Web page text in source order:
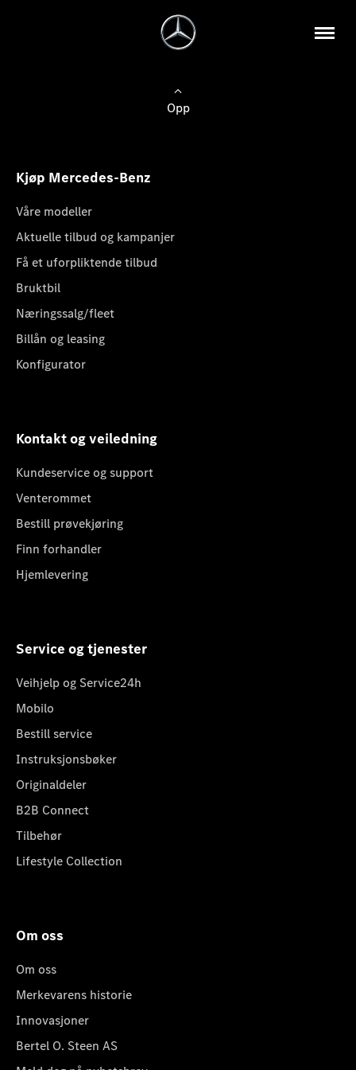
Opp
Kjøp Mercedes-Benz
Våre modeller
Aktuelle tilbud og kampanjer
Få et uforpliktende tilbud
Bruktbil
Næringssalg/fleet
Billån og leasing
Konfigurator
Kontakt og veiledning
Kundeservice og support
Venterommet
Bestill prøvekjøring
Finn forhandler
Hjemlevering
Service og tjenester
Veihjelp og Service24h
Mobilo
Bestill service
Instruksjonsbøker
Originaldeler
B2B Connect
Tilbehør
Lifestyle Collection
Om oss
Om oss
Merkevarens historie
Innovasjoner
Bertel O. Steen AS